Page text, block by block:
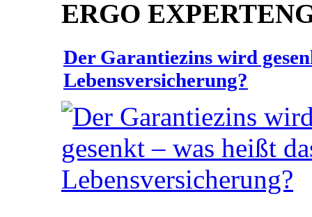
ERGO
Der Garantiezins wird
Lebensversicherung?